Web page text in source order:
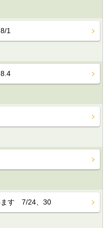
1
ます 7/24、30